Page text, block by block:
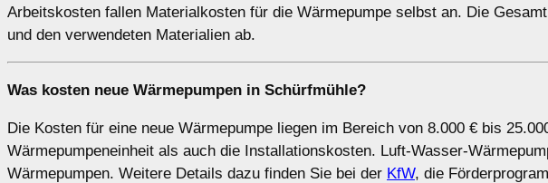
Arbeitskosten fallen Materialkosten für die Wärmepumpe selbst an. Die
und den verwendeten Materialien ab.
Was kosten neue Wärmepumpen in Schürfmühle?
Die Kosten für eine neue Wärmepumpe liegen im Bereich von 8.000 € bis
Wärmepumpeneinheit als auch die Installationskosten. Luft-Wasser-
Wärmepumpen. Weitere Details dazu finden Sie bei der KfW, die